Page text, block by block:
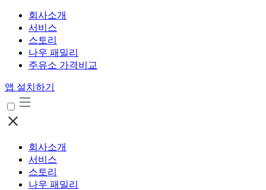
회사소개
서비스
스토리
나우 패밀리
주유소 가격비교
앱 설치하기
회사소개
서비스
스토리
나우 패밀리